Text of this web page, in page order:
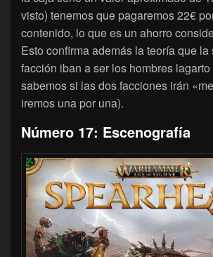
visto) tenemos que pagaremos 22€
contenido, lo que es un ahorro
Esto confirma además la teoría que
facción iban a ser los hombres lagarto
sabemos si las dos facciones irán
iremos una por una).
Número 17: Escenografía